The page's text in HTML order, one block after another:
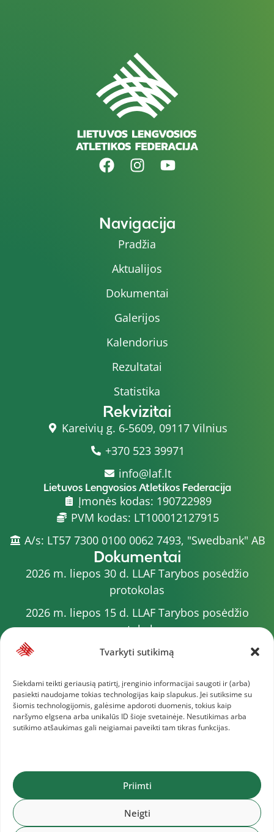
Tvarkyti sutikimą
Siekdami teikti geriausią patirtį, įrenginio informacijai saugoti ir (arba)
pasiekti naudojame tokias technologijas kaip slapukus. Jei sutiksime su
šiomis technologijomis, galėsime apdoroti duomenis, tokius kaip
naršymo elgsena arba unikalūs ID šioje svetainėje. Nesutikimas arba
sutikimo atšaukimas gali neigiamai paveikti tam tikras funkcijas.
Priimti
Neigti
Navigacija
Pradžia
Aktualijos
Dokumentai
Galerijos
Kalendorius
Rezultatai
Statistika
Rekvizitai
Kareivių g. 6-5609, 09117 Vilnius
+370 523 39971
info@laf.lt
Lietuvos Lengvosios Atletikos Federacija
Įmonės kodas: 190722989
PVM kodas: LT100012127915
A/s: LT57 7300 0100 0062 7493, "Swedbank" AB
Dokumentai
2026 m. liepos 30 d. LLAF Tarybos posėdžio
protokolas
2026 m. liepos 15 d. LLAF Tarybos posėdžio
protokolas
2026 m. liepos 20 d. LLAF VK posėdžio protokolas
2026 m. varžybų kalendorius
2026 m. liepos 4 d. LLAF Tarybos posėdžio
protokolas
Lietuvos lengvosios atletikos federacija © 2025